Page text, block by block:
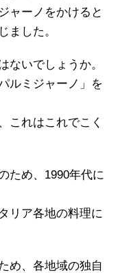
ャーノをかけると
ました。
ないでしょうか。
ルミジャーノ」を
これはこれでこく
ため、1990年代に
リア各地の料理に
め、各地域の独自